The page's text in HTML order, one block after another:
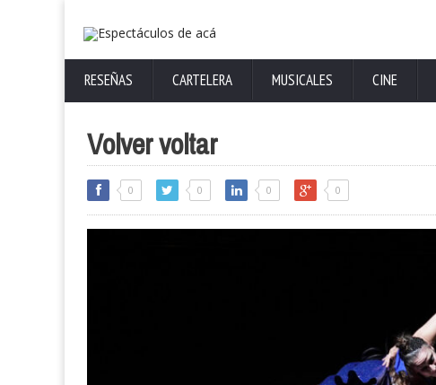
RESEÑAS CARTELERA MUSICALES CINE
Volver voltar
0 0 0 0